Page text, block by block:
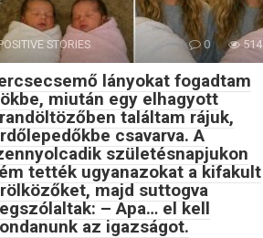
STORIES 0 514
lányokat fogadtam
miután egy elhagyott
találtam rájuk,
csavarva. A
születésnapjukon
tették ugyanazokat a kifakult
majd suttogva
– Apa… el kell
az igazságot.